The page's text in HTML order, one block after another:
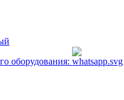
оборудования: